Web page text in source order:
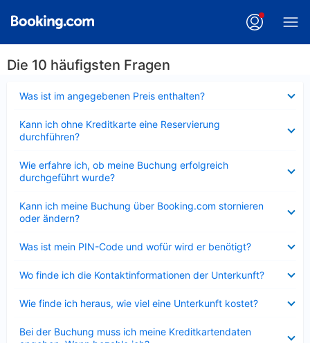
Die 10 häufigsten Fragen
Was ist im angegebenen Preis enthalten?
Kann ich ohne Kreditkarte eine Reservierung
durchführen?
Wie erfahre ich, ob meine Buchung erfolgreich
durchgeführt wurde?
Kann ich meine Buchung über Booking.com stornieren
oder ändern?
Was ist mein PIN-Code und wofür wird er benötigt?
Wo finde ich die Kontaktinformationen der Unterkunft?
Wie finde ich heraus, wie viel eine Unterkunft kostet?
Bei der Buchung muss ich meine Kreditkartendaten